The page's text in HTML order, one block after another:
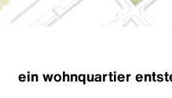
ein wohnquartier